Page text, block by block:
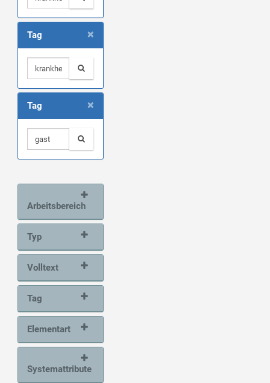
×
Tag
×
Tag
Arbeitsbereich
Typ
Volltext
Tag
Elementart
Systemattribute